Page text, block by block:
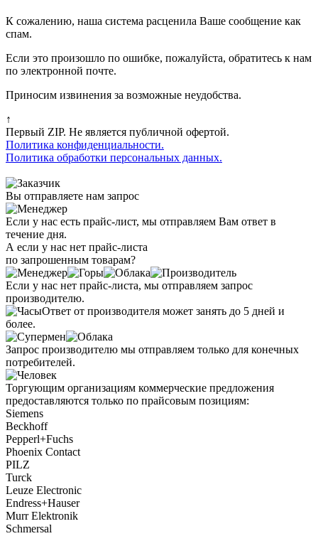
К сожалению, наша система расценила Ваше сообщение как
спам.
Если это произошло по ошибке, пожалуйста, обратитесь к нам
по электронной почте.
Приносим извинения за возможные неудобства.
↑
Первый ZIP. Не является публичной офертой.
Политика конфиденциальности.
Политика обработки персональных данных.
Вы отправляете нам запрос
Если у нас есть прайс-лист, мы отправляем Вам ответ в
течение дня.
А если у нас нет прайс-листа
по запрошенным товарам?
Если у нас нет прайс-листа, мы отправляем запрос
производителю.
Ответ от производителя может занять до 5 дней и
более.
Запрос производителю мы отправляем только для конечных
потребителей.
Торгующим организациям коммерческие предложения
предоставляются только по прайсовым позициям:
Siemens
Beckhoff
Pepperl+Fuchs
Phoenix Contact
PILZ
Turck
Leuze Electronic
Endress+Hauser
Murr Elektronik
Schmersal